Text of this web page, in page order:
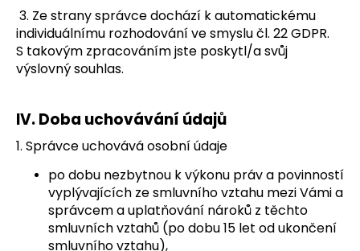
3. Ze strany správcedochází k automatickému
individuálnímu rozhodování ve smyslu čl. 22 GDPR.
S takovým zpracováním jste poskytl/a svůj
výslovný souhlas.
IV.Doba uchovávání údajů
1. Správce uchovává osobní údaje
po dobu nezbytnou k výkonu práv a povinností
vyplývajících ze smluvního vztahu mezi Vámi a
správcem a uplatňování nároků z těchto
smluvních vztahů (po dobu 15 let od ukončení
smluvního vztahu),